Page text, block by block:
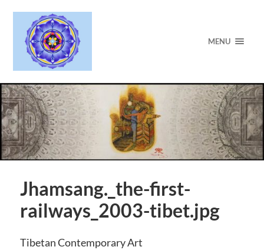
MENU
Jhamsang._the-first-
railways_2003-tibet.jpg
Tibetan Contemporary Art